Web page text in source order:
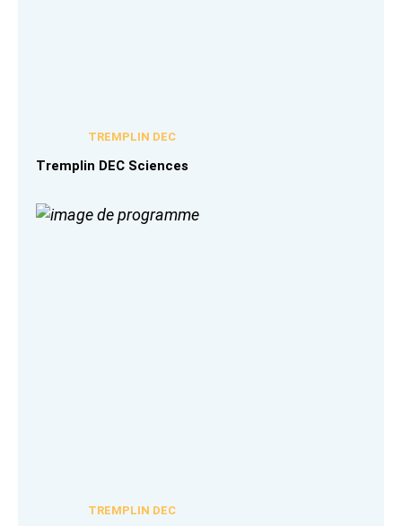
TREMPLIN DEC
Tremplin DEC Sciences
TREMPLIN DEC